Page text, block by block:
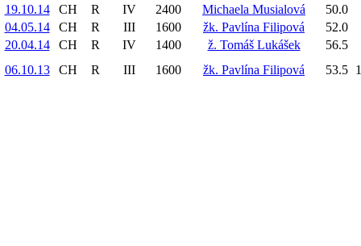
19.10.14
CH R IV 2400 Michaela Musialová
50.0
04.05.14
CH R III 1600 žk. Pavlína Filipová
52.0
20.04.14
CH R IV 1400 ž. Tomáš Lukášek
56.5
06.10.13
CH R III 1600 žk. Pavlína Filipová 53.5